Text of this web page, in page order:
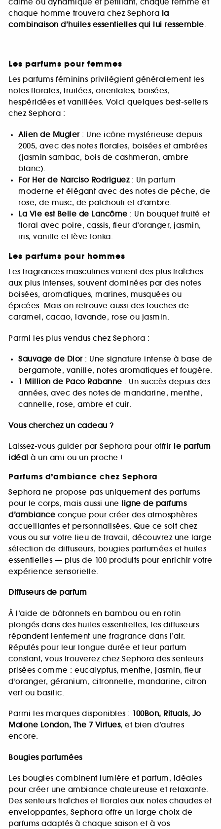
calme ou dynamique et pétillant, chaque femme et
chaque homme trouvera chez Sephora la
combinaison d’huiles essentielles qui lui ressemble.
Les parfums pour femmes
Les parfums féminins privilégient généralement les
notes florales, fruitées, orientales, boisées,
hespéridées et vanillées. Voici quelques best-sellers
chez Sephora :
Alien de Mugler: Une icône mystérieuse depuis
2005, avec des notes florales, boisées et ambrées
(jasmin sambac, bois de cashmeran, ambre
blanc).
For Her de Narciso Rodriguez: Un parfum
moderne et élégant avec des notes de pêche, de
rose, de musc, de patchouli et d’ambre.
La Vie est Belle de Lancôme : Un bouquet fruité et
floral avec poire, cassis, fleur d’oranger, jasmin,
iris, vanille et fève tonka.
Les parfums pour hommes
Les fragrances masculines varient des plus fraîches
aux plus intenses, souvent dominées par des notes
boisées, aromatiques, marines, musquées ou
épicées. Mais on retrouve aussi des touches de
caramel, cacao, lavande, rose ou jasmin.
Parmi les plus vendus chez Sephora :
Sauvage de Dior: Une signature intense à base de
bergamote, vanille, notes aromatiques et fougère.
1 Million de Paco Rabanne : Un succès depuis des
années, avec des notes de mandarine, menthe,
cannelle, rose, ambre et cuir.
Vous cherchez un cadeau ?
Laissez-vous guider par Sephora pour offrir le parfum
idéal à un ami ou un proche !
Parfums d’ambiance chez Sephora
Sephora ne propose pas uniquement des parfums
pour le corps, mais aussi une ligne de parfums
d’ambiance conçue pour créer des atmosphères
accueillantes et personnalisées. Que ce soit chez
vous ou sur votre lieu de travail, découvrez une large
sélection de diffuseurs, bougies parfumées et huiles
essentielles — plus de 100 produits pour enrichir votre
expérience sensorielle.
Diffuseurs de parfum
À l’aide de bâtonnets en bambou ou en rotin
plongés dans des huiles essentielles, les diffuseurs
répandent lentement une fragrance dans l’air.
Réputés pour leur longue durée et leur parfum
constant, vous trouverez chez Sephora des senteurs
prisées comme : eucalyptus, menthe, jasmin, fleur
d’oranger, géranium, citronnelle, mandarine, citron
vert ou basilic.
Parmi les marques disponibles : 100Bon, Rituals, Jo
Malone London, The 7 Virtues, et bien d’autres
encore.
Bougies parfumées
Les bougies combinent lumière et parfum, idéales
pour créer une ambiance chaleureuse et relaxante.
Des senteurs fraîches et florales aux notes chaudes et
enveloppantes, Sephora offre un large choix de
parfums adaptés à chaque saison et à vos